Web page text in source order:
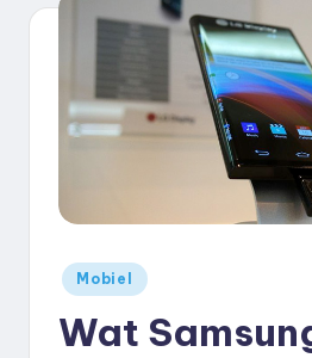
Geplaatst
in
Mobiel
Wat